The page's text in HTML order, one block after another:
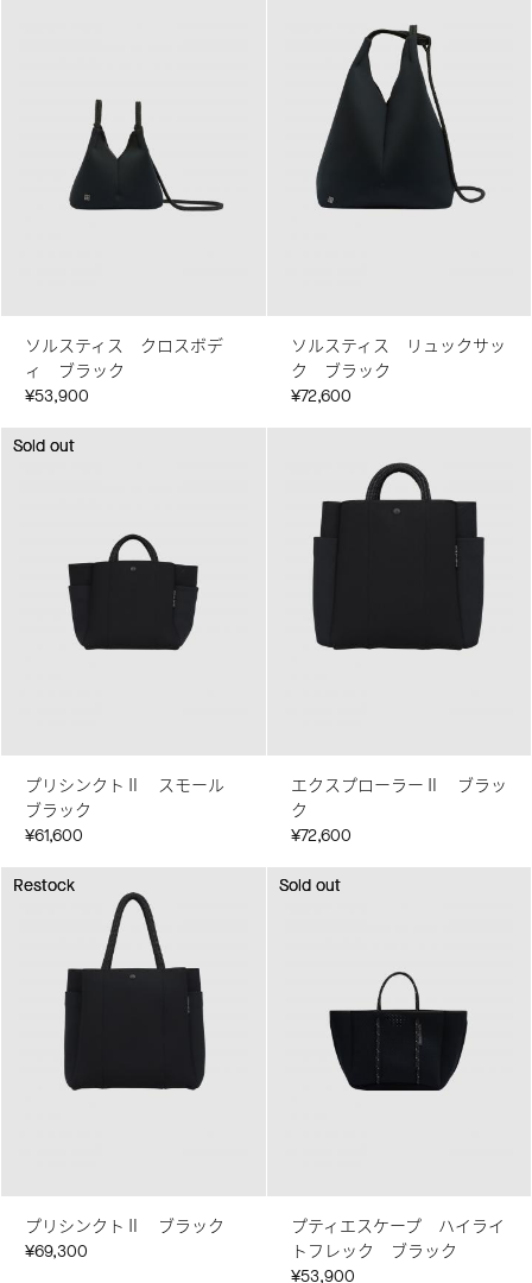
ソルスティス クロスボデ
ィ ブラック
¥53,900
ソルスティス リュックサッ
ク ブラック
¥72,600
Sold out
Sold out
プリシンクトⅡ スモール
ブラック
¥61,600
エクスプローラーⅡ ブラッ
ク
¥72,600
Restock
Restock
プリシンクトⅡ ブラック
¥69,300
Sold out
Sold out
プティエスケープ ハイライ
トフレック ブラック
¥53,900